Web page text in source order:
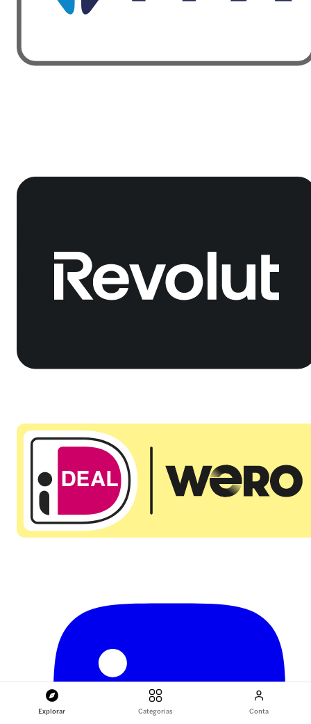
Explorar Categorias Conta